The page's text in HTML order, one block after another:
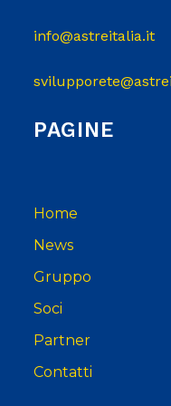
info@astreitalia.it
PAGINE
Home
News
Gruppo
Soci
Partner
Contatti